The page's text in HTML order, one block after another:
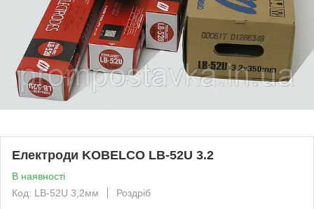
Електроди KOBELCO LB-52U 3.2
В наявності
Код: LB-52U 3,2мм
Роздріб